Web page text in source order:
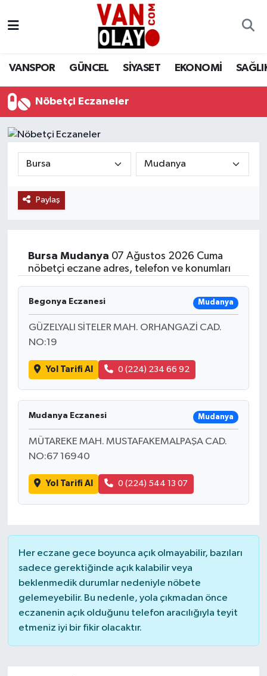
VANSPOR GÜNCEL SİYASET EKONOMİ
Nöbetçi Eczaneler
Paylaş
Bursa Mudanya 07 Ağustos 2026 Cuma
nöbetçi eczane adres, telefon ve konumları
Begonya Eczanesi Mudanya
GÜZELYALI SİTELER MAH. ORHANGAZİ CAD.
NO:19
Yol Tarifi Al 0 (224) 234 66 92
Mudanya Eczanesi Mudanya
MÜTAREKE MAH. MUSTAFAKEMALPAŞA CAD.
NO:67 16940
Yol Tarifi Al 0 (224) 544 13 07
Her eczane gece boyunca açık olmayabilir, bazıları
sadece gerektiğinde açık kalabilir veya
beklenmedik durumlar nedeniyle nöbete
gelemeyebilir. Bu nedenle, yola çıkmadan önce
eczanenin açık olduğunu telefon aracılığıyla teyit
etmeniz iyi bir fikir olacaktır.
Siyaset
Ekonomi
Sağlık
Eğitim
Dünya
RESMİ İLANLAR
Van Nöbetçi Eczaneler
Van Namaz Vakitleri
Van Trafik Yoğunluk Haritası
Süper Lig Puan Durumu ve Fikstür
Tüm Manşetler
Haber Arşivi